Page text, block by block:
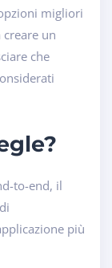
migliori
un
che
to-end, il
più